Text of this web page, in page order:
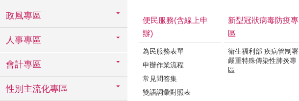
政風專區
人事專區
會計專區
性別主流化專區
便民服務(含線上申
辦)
為民服務表單
申辦作業流程
常見問答集
雙語詞彙對照表
新型冠狀病毒防疫專
區
衛生福利部 疾病管制署
嚴重特殊傳染性肺炎專
區